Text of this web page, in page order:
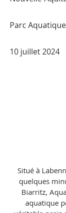
Parc Aquatique
10 juillet 2024
Situé à
quelques
Biarritz,
aquatique